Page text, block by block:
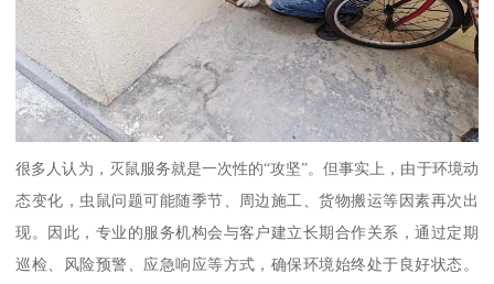
很多人认为，灭鼠服务就是一次性的“攻坚”。但事实上，由于环境动
态变化，虫鼠问题可能随季节、周边施工、货物搬运等因素再次出
现。因此，专业的服务机构会与客户建立长期合作关系，通过定期
巡检、风险预警、应急响应等方式，确保环境始终处于良好状态。